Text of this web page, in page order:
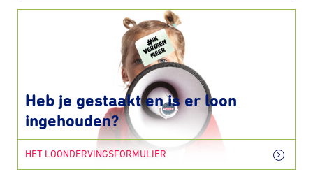
Heb je gestaakt en is er loon
ingehouden?
HET LOONDERVINGSFORMULIER